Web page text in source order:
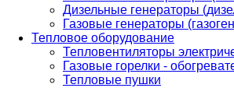
Дизельные генераторы
Газовые генераторы
Тепловое оборудование
Тепловентиляторы
Газовые горелки -
Тепловые пушки